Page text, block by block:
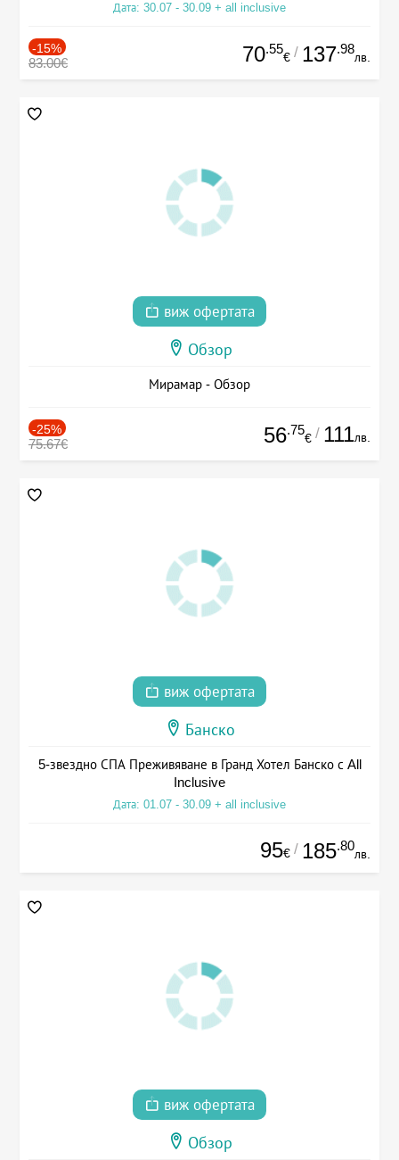
Дата: 30.07 - 30.09 + all inclusive
-15%
83.00€ 70.55
€ / 137.98
лв.
виж офертата
Обзор
Мирамар - Обзор
-25%
75.67€ 56.75
€ / 111лв.
виж офертата
Банско
5-звездно СПА Преживяване в Гранд Хотел Банско с All
Inclusive
Дата: 01.07 - 30.09 + all inclusive
95€ / 185.80
лв.
виж офертата
Обзор